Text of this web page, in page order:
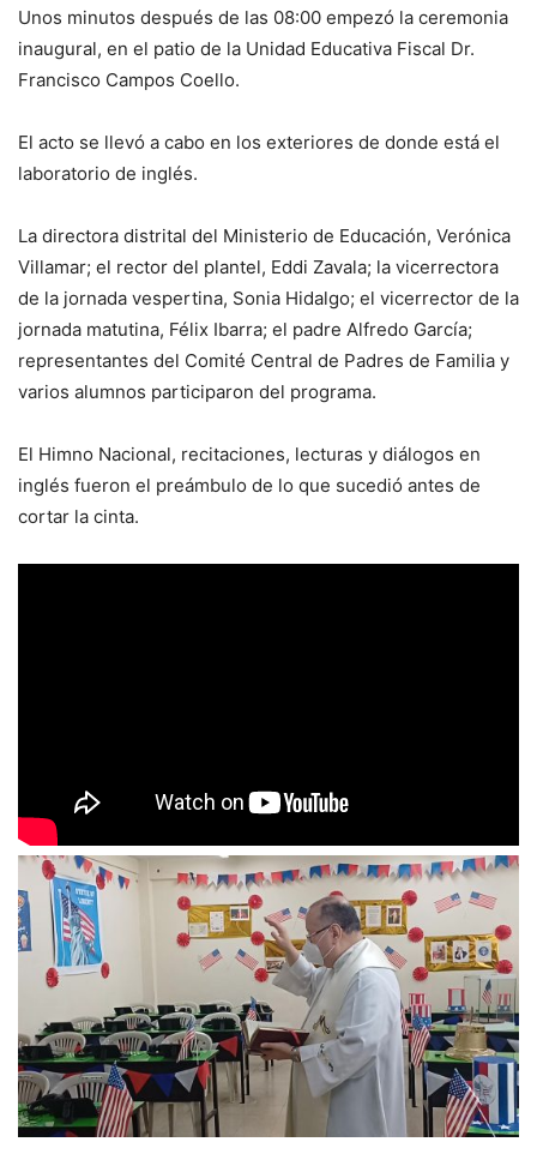
Unos minutos después de las 08:00 empezó la ceremonia
inaugural, en el patio de la Unidad Educativa Fiscal Dr.
Francisco Campos Coello.
El acto se llevó a cabo en los exteriores de donde está el
laboratorio de inglés.
La directora distrital del Ministerio de Educación, Verónica
Villamar; el rector del plantel, Eddi Zavala; la vicerrectora
de la jornada vespertina, Sonia Hidalgo; el vicerrector de la
jornada matutina, Félix Ibarra; el padre Alfredo García;
representantes del Comité Central de Padres de Familia y
varios alumnos participaron del programa.
El Himno Nacional, recitaciones, lecturas y diálogos en
inglés fueron el preámbulo de lo que sucedió antes de
cortar la cinta.